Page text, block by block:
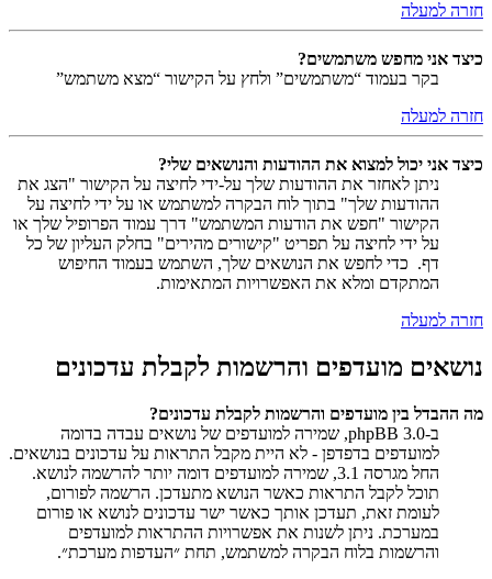
חזרה למעלה
כיצד אני מחפש משתמשים?
בקר בעמוד “משתמשים” ולחץ על הקישור “מצא משתמש”
חזרה למעלה
כיצד אני יכול למצוא את ההודעות והנושאים שלי?
ניתן לאחזר את ההודעות שלך על-ידי לחיצה על הקישור "הצג את
ההודעות שלך" בתוך לוח הבקרה למשתמש או על ידי לחיצה על
הקישור "חפש את הודעות המשתמש" דרך עמוד הפרופיל שלך או
על ידי לחיצה על תפריט "קישורים מהירים" בחלק העליון של כל
דף. כדי לחפש את הנושאים שלך, השתמש בעמוד החיפוש
המתקדם ומלא את האפשרויות המתאימות.
חזרה למעלה
נושאים מועדפים והרשמות לקבלת עדכונים
מה ההבדל בין מועדפים והרשמות לקבלת עדכונים?
ב-phpBB 3.0, שמירה למועדפים של נושאים עבדה בדומה
למועדפים בדפדפן - לא היית מקבל התראות על עדכונים בנושאים.
החל מגרסה 3.1, שמירה למועדפים דומה יותר להרשמה לנושא.
תוכל לקבל התראות כאשר הנושא מתעדכן. הרשמה לפורום,
לעומת זאת, תעדכן אותך כאשר ישר עדכונים לנושא או פורום
במערכת. ניתן לשנות את אפשרויות ההתראות למועדפים
והרשמות בלוח הבקרה למשתמש, תחת ״העדפות מערכת״.